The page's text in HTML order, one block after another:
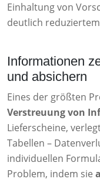
Einhaltung von
deutlich
Informationen
und absichern
Eines der größten
Verstreuung von
Lieferscheine,
Tabellen –
individuellen
Problem, indem sie